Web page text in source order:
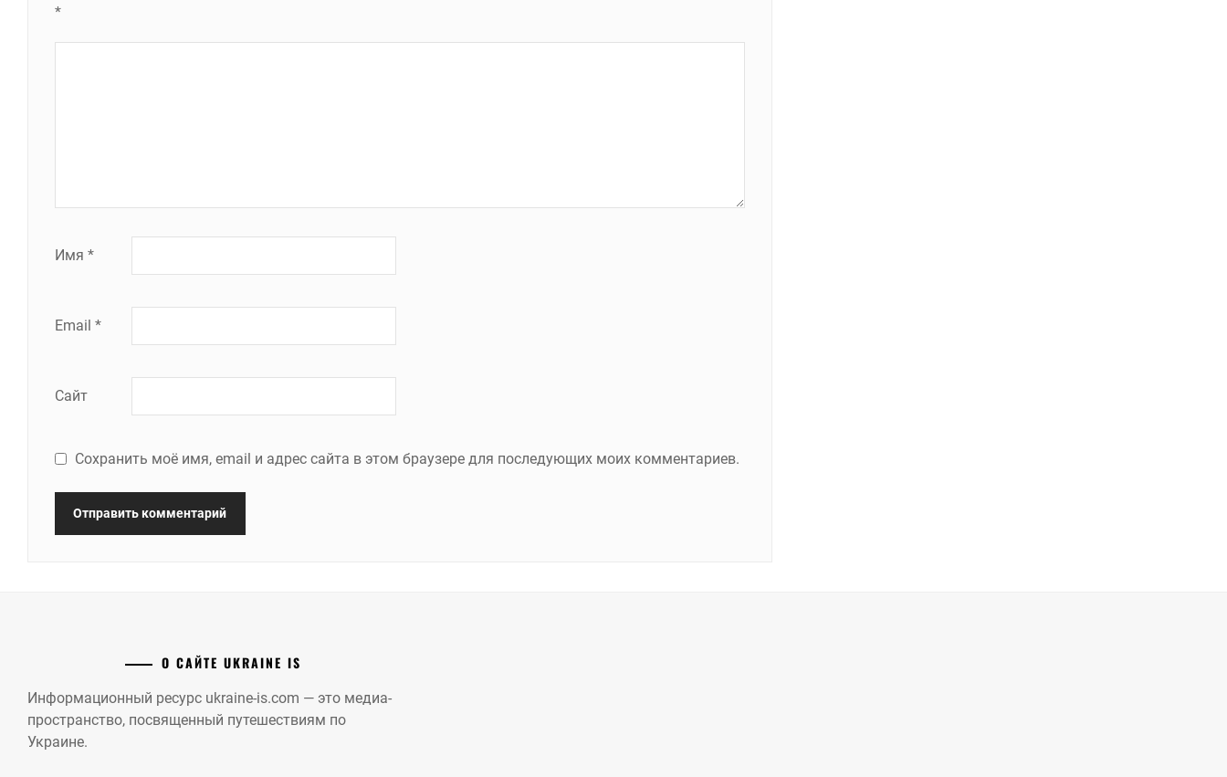
*
Имя *
Email *
Сайт
Сохранить моё имя, email и адрес сайта в этом браузере для последующих моих комментариев.
О САЙТЕ UKRAINE IS
Информационный ресурс ukraine-is.com — это медиа-
пространство, посвященный путешествиям по
Украине.